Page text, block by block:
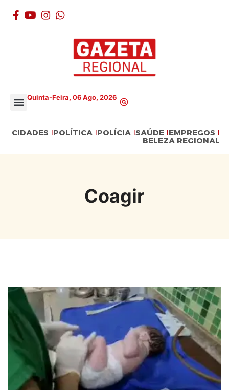
Quinta-Feira, 06 Ago, 2026
CIDADES POLÍTICA POLÍCIA SAÚDE EMPREGOS
BELEZA REGIONAL
Coagir